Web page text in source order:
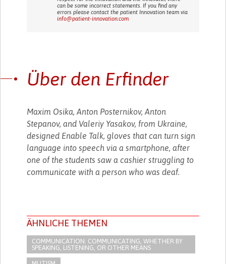
can be some incorrect statements. If you find any
errors please contact the patient Innovation team via
info@patient-innovation.com
Über den Erfinder
Maxim Osika, Anton Posternikov, Anton
Stepanov, and Valeriy Yasakov, from Ukraine,
designed Enable Talk, gloves that can turn sign
language into speech via a smartphone, after
one of the students saw a cashier struggling to
communicate with a person who was deaf.
ÄHNLICHE THEMEN
COMMUNICATION: COMMUNICATING, WHETHER BY
SPEAKING, LISTENING, OR OTHER MEANS